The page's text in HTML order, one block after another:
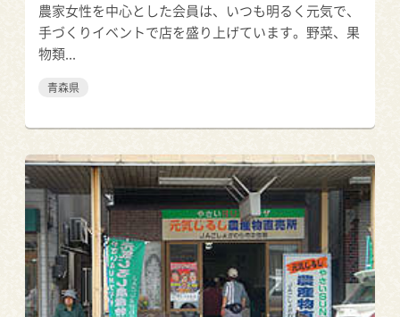
農家女性を中心とした会員は、いつも明るく元気で、
手づくりイベントで店を盛り上げています。野菜、果
物類...
青森県